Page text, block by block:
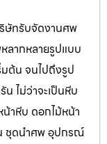
ษัทรับจัดงานศพ
ลากหลายรูปแบบ
มต้น จนไปถึงรูป
ไม่ว่าจะเป็นหีบ
าหีบ ดอกไม้หน้า
น ชุดนำศพ อุปกรณ์